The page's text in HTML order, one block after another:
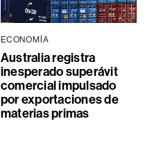
ECONOMÍA
Australia registra
inesperado superávit
comercial impulsado
por exportaciones de
materias primas